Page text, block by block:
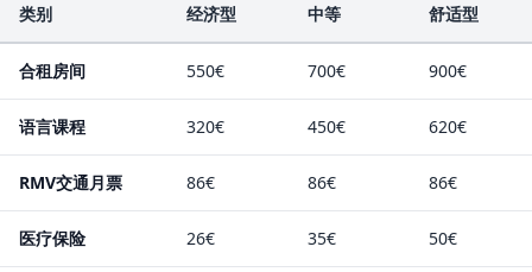
类别 经济型 中等 舒适型
合租房间 550€ 700€ 900€
语言课程 320€ 450€ 620€
RMV交通月票 86€ 86€ 86€
医疗保险 26€ 35€ 50€